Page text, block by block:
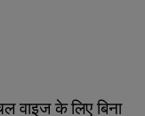
वाइज के लिए बिना